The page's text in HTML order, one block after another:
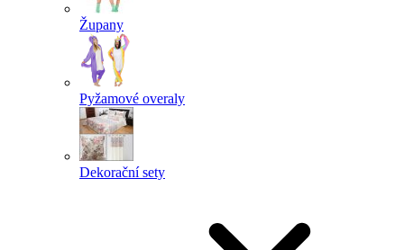
Župany
Pyžamové overaly
Dekorační sety